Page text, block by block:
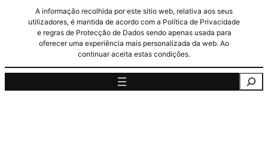
A informação recolhida por este sitio web, relativa aos seus
utilizadores, é mantida de acordo com a Política de Privacidade
e regras de Protecção de Dados sendo apenas usada para
oferecer uma experiência mais personalizada da web. Ao
continuar aceita estas condições.